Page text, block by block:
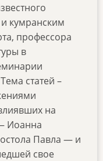
кумранским
профессора
в
статей –
на
Иоанна
Павла — и
свое